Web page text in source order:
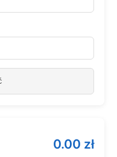
0.00 zł